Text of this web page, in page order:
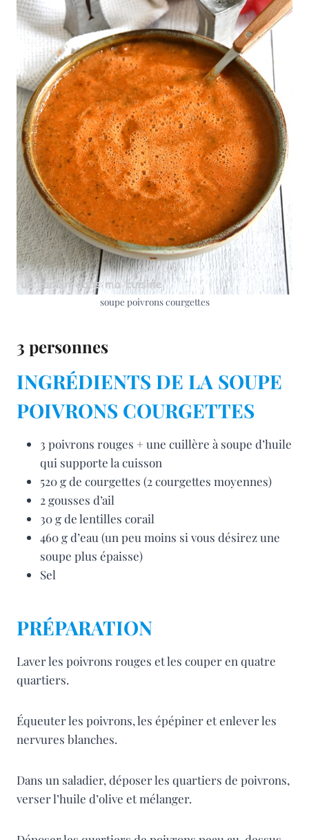
soupe poivrons courgettes
3 personnes
INGRÉDIENTS DE LA SOUPE
POIVRONS COURGETTES
3 poivrons rouges + une cuillère à soupe d’huile
qui supporte la cuisson
520 g de courgettes (2 courgettes moyennes)
2 gousses d’ail
30 g de lentilles corail
460 g d’eau (un peu moins si vous désirez une
soupe plus épaisse)
Sel
PRÉPARATION
Laver les poivrons rouges et les couper en quatre
quartiers.
Équeuter les poivrons, les épépiner et enlever les
nervures blanches.
Dans un saladier, déposer les quartiers de poivrons,
verser l’huile d’olive et mélanger.